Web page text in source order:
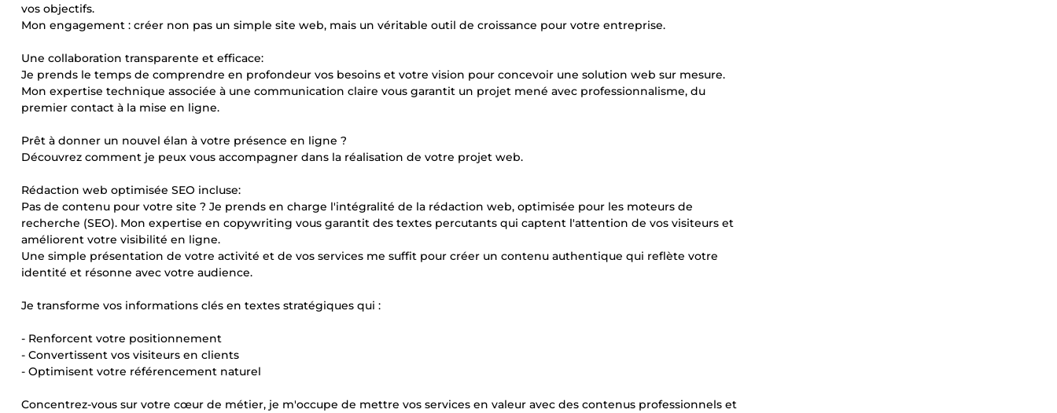
vos objectifs.
Mon engagement : créer non pas un simple site web, mais un véritable outil de croissance pour votre entreprise.
Une collaboration transparente et efficace:
Je prends le temps de comprendre en profondeur vos besoins et votre vision pour concevoir une solution web sur mesure.
Mon expertise technique associée à une communication claire vous garantit un projet mené avec professionnalisme, du
premier contact à la mise en ligne.
Prêt à donner un nouvel élan à votre présence en ligne ?
Découvrez comment je peux vous accompagner dans la réalisation de votre projet web.
Rédaction web optimisée SEO incluse:
Pas de contenu pour votre site ? Je prends en charge l'intégralité de la rédaction web, optimisée pour les moteurs de
recherche (SEO). Mon expertise en copywriting vous garantit des textes percutants qui captent l'attention de vos visiteurs et
améliorent votre visibilité en ligne.
Une simple présentation de votre activité et de vos services me suffit pour créer un contenu authentique qui reflète votre
identité et résonne avec votre audience.
Je transforme vos informations clés en textes stratégiques qui :
- Renforcent votre positionnement
- Convertissent vos visiteurs en clients
- Optimisent votre référencement naturel
Concentrez-vous sur votre cœur de métier, je m'occupe de mettre vos services en valeur avec des contenus professionnels et